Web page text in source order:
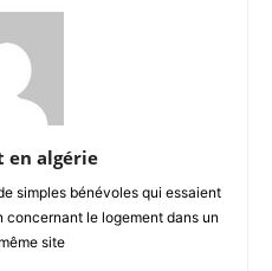
en algérie
simples bénévoles qui essaient
le logement dans un
site